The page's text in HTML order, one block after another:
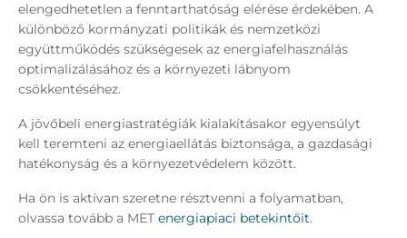
elengedhetetlen a fenntarthatóság elérése érdekében. A
különböző kormányzati politikák és nemzetközi
együttműködés szükségesek az energiafelhasználás
optimalizálásához és a környezeti lábnyom
csökkentéséhez.
A jövőbeli energiastratégiák kialakításakor egyensúlyt
kell teremteni az energiaellátás biztonsága, a gazdasági
hatékonyság és a környezetvédelem között.
Ha ön is aktívan szeretne résztvenni a folyamatban,
olvassa tovább a MET energiapiaci betekintőit.